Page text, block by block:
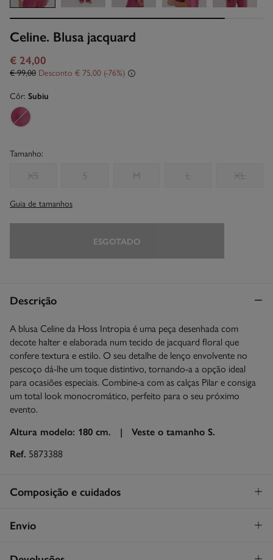
Celine. Blusa jacquard
€ 24,00
€ 99,00 Desconto € 75,00 76
Côr: Subiu
Tamanho:
XS S M L XL
Guia de tamanhos
ESGOTADO
Descrição
A blusa Celine da Hoss Intropia é uma peça desenhada com
decote halter e elaborada num tecido de jacquard floral que
confere textura e estilo. O seu detalhe de lenço envolvente no
pescoço dá-lhe um toque distintivo, tornando-a a opção ideal
para ocasiões especiais. Combine-a com as calças Pilar e consiga
um total look monocromático, perfeito para o seu próximo
evento.
Altura modelo: 180 cm. | Veste o tamanho S.
Ref. 5873388
Composição e cuidados
Composição
Envio
STANDARD